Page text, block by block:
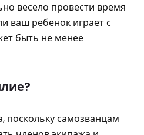
весело провести время
ваш ребенок играет с
быть не менее
поскольку самозванцам